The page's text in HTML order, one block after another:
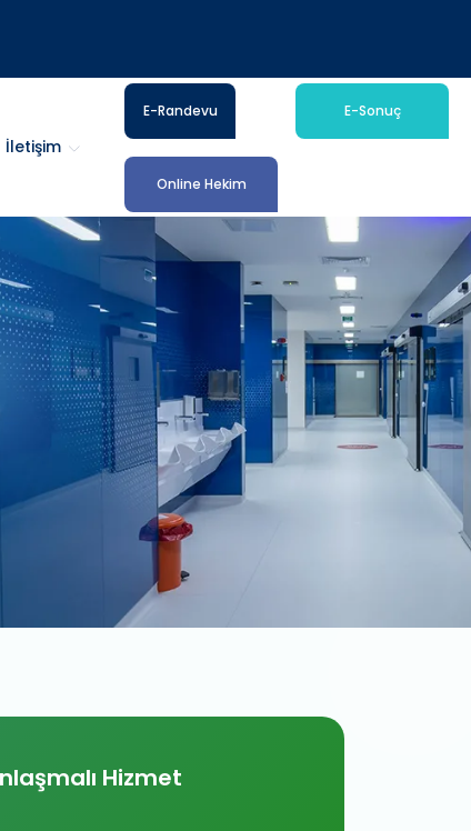
İletişim
E-Randevu E-Sonuç
Online Hekim
Hizmet